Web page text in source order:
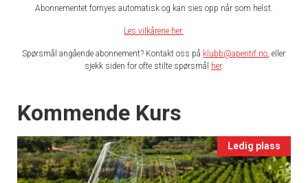
Abonnementet fornyes automatisk og kan sies opp når som helst.
Les vilkårene her.
Spørsmål angående abonnement? Kontakt oss på klubb@aperitif.no, eller
sjekk siden for ofte stilte spørsmål her.
Events
Kommende Kurs
Ledig plass